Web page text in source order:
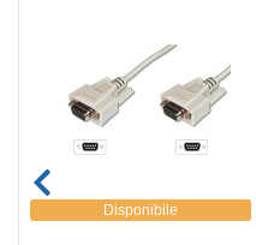
Disponibile